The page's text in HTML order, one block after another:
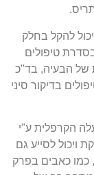
להקל בחלק
טיפולים
של הבעיה, בד"כ
בדיקור סיני
הקרפלית ע"י
ויכול לסייע גם
כמו כאבים בפרק